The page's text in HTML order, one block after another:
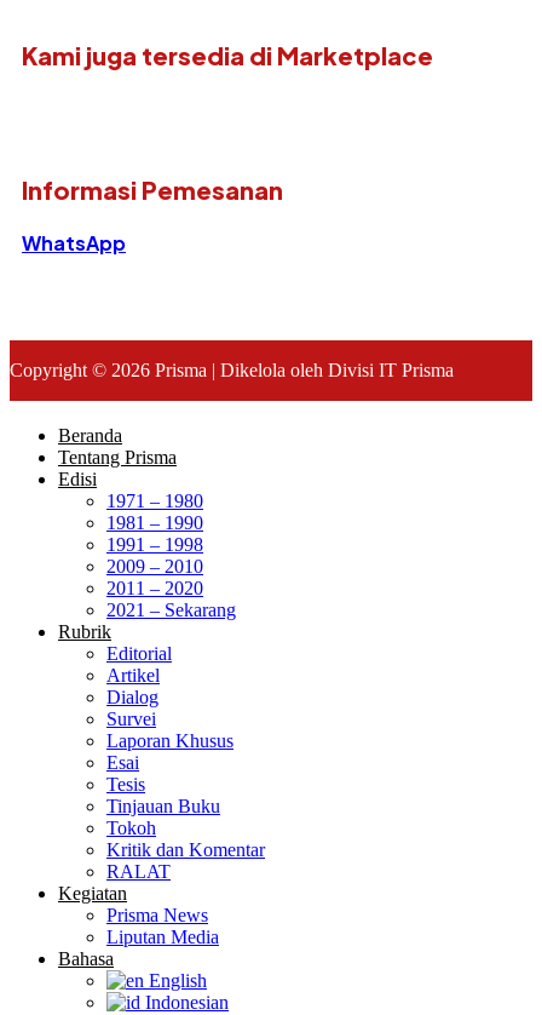
Kami juga tersedia di Marketplace
Informasi Pemesanan
WhatsApp
Copyright © 2026 Prisma | Dikelola oleh Divisi IT Prisma
Beranda
Tentang Prisma
Edisi
1971 – 1980
1981 – 1990
1991 – 1998
2009 – 2010
2011 – 2020
2021 – Sekarang
Rubrik
Editorial
Artikel
Dialog
Survei
Laporan Khusus
Esai
Tesis
Tinjauan Buku
Tokoh
Kritik dan Komentar
RALAT
Kegiatan
Prisma News
Liputan Media
Bahasa
English
Indonesian